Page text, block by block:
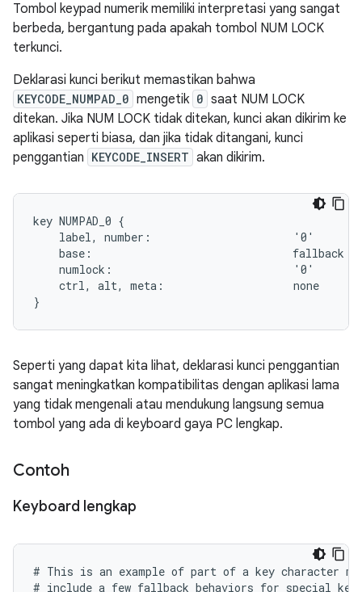
Tombol keypad numerik memiliki interpretasi yang sangat
berbeda, bergantung pada apakah tombol NUM LOCK
terkunci.
Deklarasi kunci berikut memastikan bahwa
KEYCODE_NUMPAD_0 mengetik 0 saat NUM LOCK
ditekan. Jika NUM LOCK tidak ditekan, kunci akan dikirim ke
aplikasi seperti biasa, dan jika tidak ditangani, kunci
penggantian KEYCODE_INSERT akan dikirim.
key NUMPAD_0 {
    label, number:                      '0'
base:                               fallback
    numlock:                            '0'
    ctrl, alt, meta:                    none
Seperti yang dapat kita lihat, deklarasi kunci penggantian
sangat meningkatkan kompatibilitas dengan aplikasi lama
yang tidak mengenali atau mendukung langsung semua
tombol yang ada di keyboard gaya PC lengkap.
Contoh
Keyboard lengkap
# This is an example of part of a key character
# include a few fallback behaviors for special